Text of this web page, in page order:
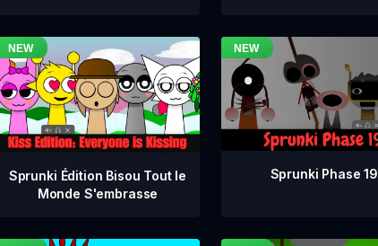
Sprunki Édition Bisou Tout le
Monde S'embrasse
Sprunki Phase 19